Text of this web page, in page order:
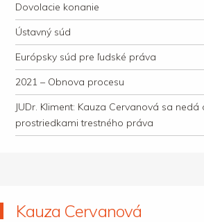
Dovolacie konanie
Ústavný súd
Európsky súd pre ľudské práva
2021 – Obnova procesu
JUDr. Kliment: Kauza Cervanová sa
prostriedkami trestného práva
Kauza Cervanová